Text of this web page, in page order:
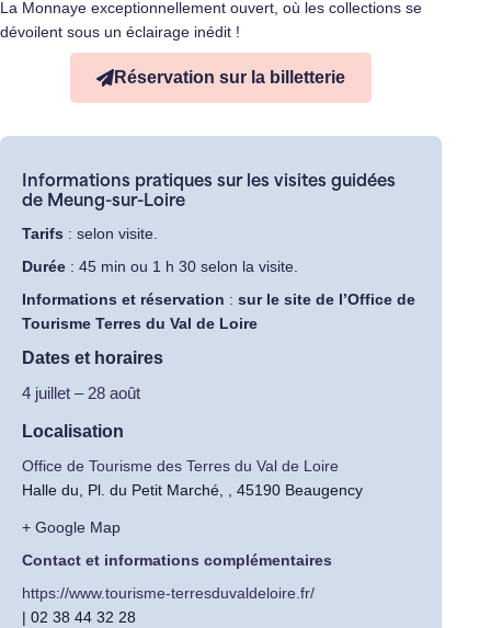
La Monnaye exceptionnellement ouvert, où les collections se
dévoilent sous un éclairage inédit !
Réservation sur la billetterie
Informations pratiques sur les visites guidées
de Meung-sur-Loire
Tarifs : selon visite.
Durée : 45 min ou 1 h 30 selon la visite.
Informations et réservation : sur le site de l’Office de
Tourisme Terres du Val de Loire
Dates et horaires
4 juillet – 28 août
Localisation
Office de Tourisme des Terres du Val de Loire
Halle du, Pl. du Petit Marché, , 45190 Beaugency
+ Google Map
Contact et informations complémentaires
https://www.tourisme-terresduvaldeloire.fr/
| 02 38 44 32 28